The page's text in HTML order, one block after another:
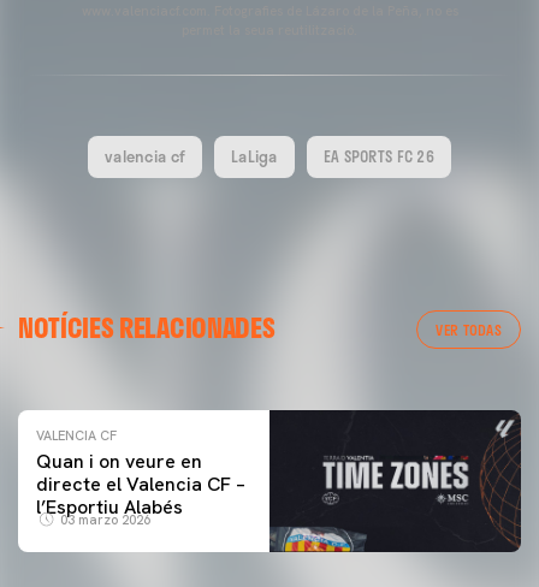
valencia cf LaLiga EA SPORTS FC 26
NOTÍCIES RELACIONADES VER TODAS
ENTRENAMENT DEL VALENCIA CF 04/03/26
VALENCIA CF
Quan i on veure en
directe el Valencia CF –
l’Esportiu Alabés
03 marzo 2026